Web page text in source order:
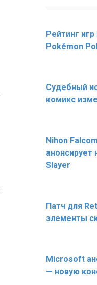
Рейтинг
Pokémon
Судебный
комикс
Nihon
анонсирует
Slayer
Патч для
элементы
Microsoft
— новую